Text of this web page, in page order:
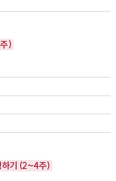
)
하기 (2~4주)